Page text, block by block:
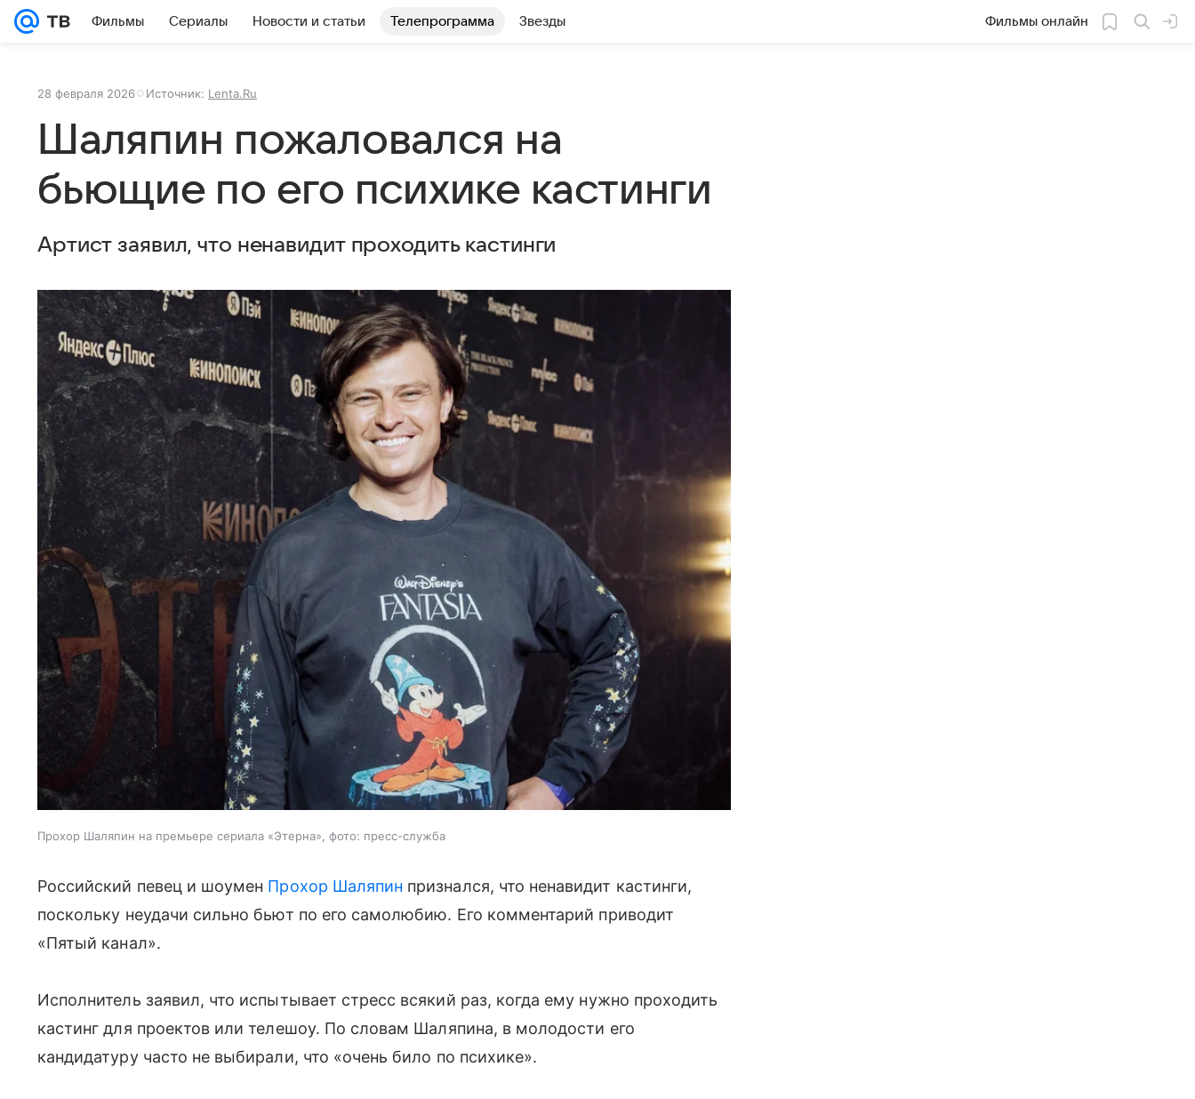
Фильмы Сериалы Новости и статьи Телепрограмма Звезды Фильмы онлайн
28 февраля 2026 Источник: Lenta.Ru
Шаляпин пожаловался на
бьющие по его психике кастинги
Артист заявил, что ненавидит проходить кастинги
Прохор Шаляпин на премьере сериала «Этерна», фото: пресс-служба
Российский певец и шоумен Прохор Шаляпин признался, что ненавидит кастинги,
поскольку неудачи сильно бьют по его самолюбию. Его комментарий приводит
«Пятый канал».
Исполнитель заявил, что испытывает стресс всякий раз, когда ему нужно проходить
кастинг для проектов или телешоу. По словам Шаляпина, в молодости его
кандидатуру часто не выбирали, что «очень било по психике».